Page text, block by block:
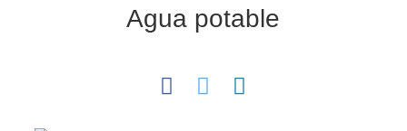
Agua potable